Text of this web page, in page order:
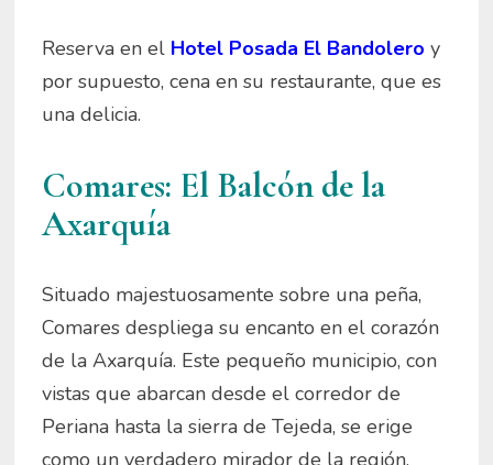
Reserva en elHotel Posada El Bandolero y
por supuesto, cena en su restaurante, que es
una delicia.
Comares: El Balcón de la
Axarquía
Situado majestuosamente sobre una peña,
Comares despliega su encanto en el corazón
de la Axarquía. Este pequeño municipio, con
vistas que abarcan desde el corredor de
Periana hasta la sierra de Tejeda, se erige
como un verdadero mirador de la región.